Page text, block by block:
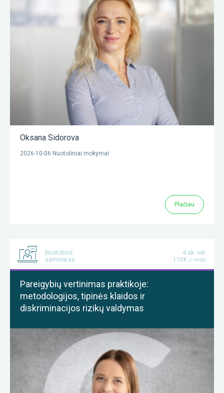
Oksana Sidorova
2026-10-06 Nuotoliniai mokymai
Plačiau
Nuotolinis
seminaras
4 ak. val.
110€ (+ PVM)
Pareigybių vertinimas praktikoje:
metodologijos, tipinės klaidos ir
diskriminacijos rizikų valdymas